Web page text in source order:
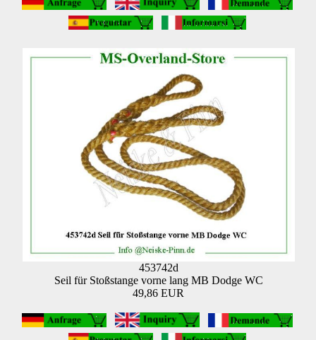
453742d
Seil für Stoßstange vorne lang MB Dodge WC
49,86 EUR